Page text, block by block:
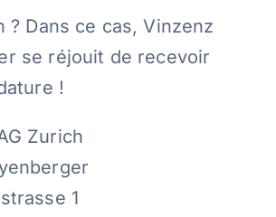
? Dans ce cas, Vinzenz
se réjouit de recevoir
!
Zurich
1